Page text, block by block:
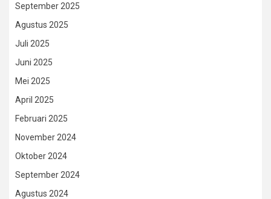
September 2025
Agustus 2025
Juli 2025
Juni 2025
Mei 2025
April 2025
Februari 2025
November 2024
Oktober 2024
September 2024
Agustus 2024